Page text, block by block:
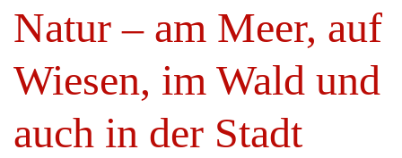
Natur – am Meer, auf
Wiesen, im Wald und
auch in der Stadt